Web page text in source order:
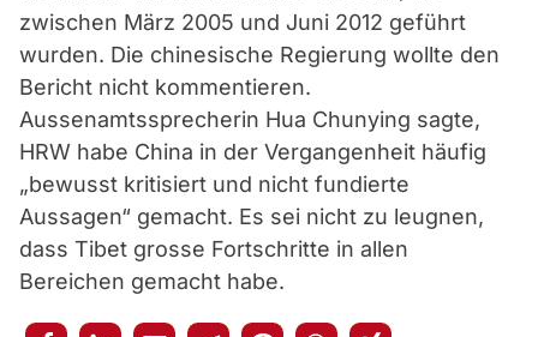
zwischen März 2005 und Juni 2012 geführt
wurden. Die chinesische Regierung wollte den
Bericht nicht kommentieren.
Aussenamtssprecherin Hua Chunying sagte,
HRW habe China in der Vergangenheit häufig
„bewusst kritisiert und nicht fundierte
Aussagen“ gemacht. Es sei nicht zu leugnen,
dass Tibet grosse Fortschritte in allen
Bereichen gemacht habe.